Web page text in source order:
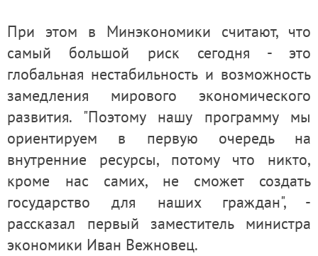
При этом в Минэкономики считают, что
самый большой риск сегодня - это
глобальная нестабильность и возможность
замедления мирового экономического
развития. "Поэтому нашу программу мы
ориентируем в первую очередь на
внутренние ресурсы, потому что никто,
кроме нас самих, не сможет создать
государство для наших граждан", -
рассказал первый заместитель министра
экономики Иван Вежновец.